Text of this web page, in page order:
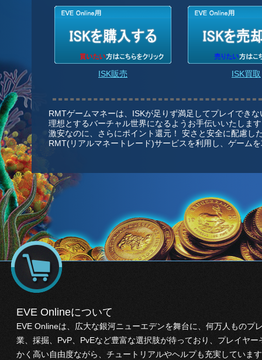
ISK販売 ISK買取
RMTゲームマネーは、ISKが足りず満足してプレイでき
理想とするバーチャル世界になるようお手伝いいたしま
激安なのに、さらにポイント還元！ 安さと安全に配慮
RMT(リアルマネートレード)サービスを利用し、ゲーム
EVE Onlineについて
EVE Onlineは、広大な銀河ニューエデンを舞台に、何万人もの
業、採掘、PvP、PvEなど豊富な選択肢が待っており、プレイヤ
かく高い自由度ながら、チュートリアルやヘルプも充実していま